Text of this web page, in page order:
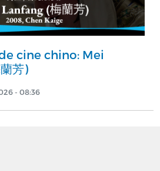
cine chino: Mei
芳)
- 08:36